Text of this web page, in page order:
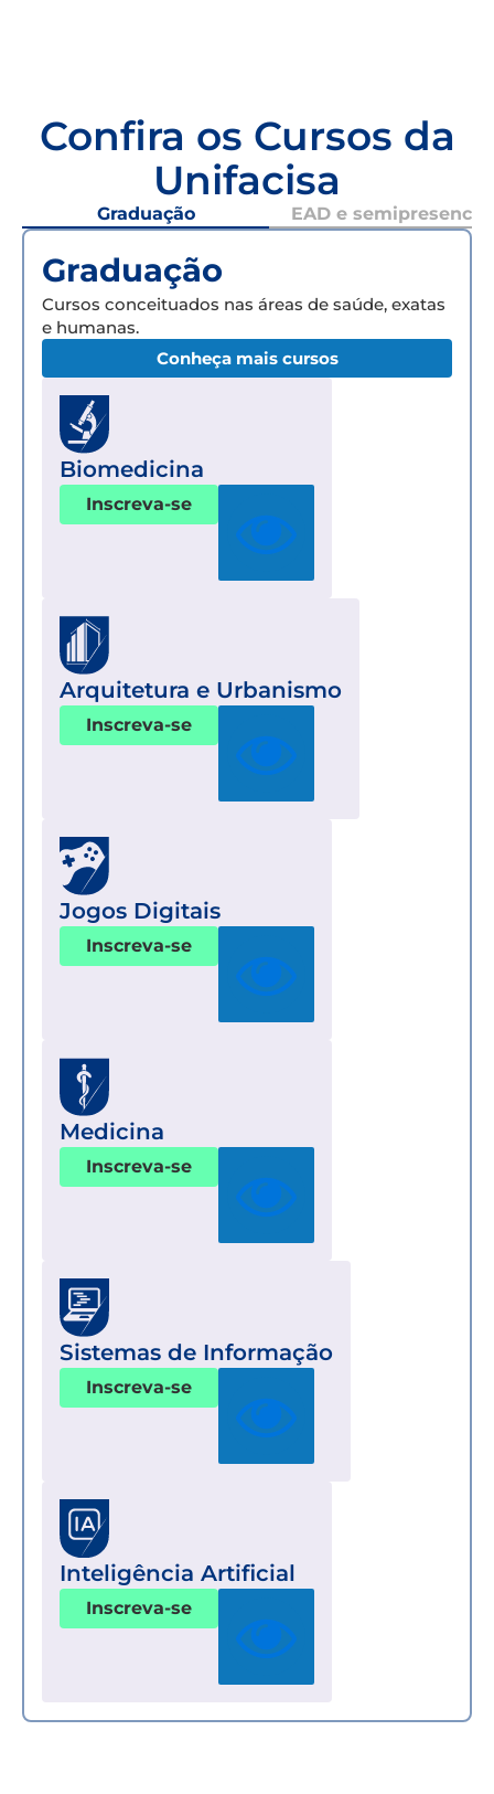
Confira os Cursos da
Unifacisa
Graduação EAD e semipresencial
Graduação
Cursos conceituados nas áreas de saúde, exatas
e humanas.
Conheça mais cursos
Biomedicina
Inscreva-se
Arquitetura e Urbanismo
Inscreva-se
Jogos Digitais
Inscreva-se
Medicina
Inscreva-se
Sistemas de Informação
Inscreva-se
Inteligência Artificial
Inscreva-se